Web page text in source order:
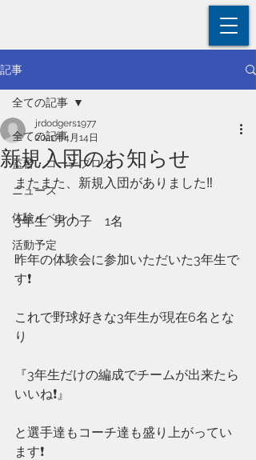
記事
全ての記事
監督・コーチブログ
ニュース
体験イベント
活動予定
全ての記事
新規入団のお知らせ
jrdodgers1977
2021年4月14日
またまた、新規入団がありました‼️
3年生  男の子　1名
昨年の体験会に参加いただいた3年生で
す❗️
これで野球好きな3年生が現在6名とな
り
『3年生だけの編成でチームが出来たら
いいね❗️』
と選手達もコーチ達も盛り上がってい
ます❗️